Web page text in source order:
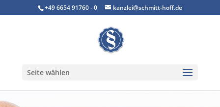
+49 6654 91760 - 0 kanzlei@schmitt-hoff.de
Seite wählen